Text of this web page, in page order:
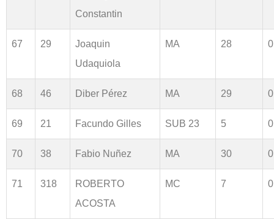
Constantin
67 29
Joaquin
Udaquiola
MA 28
68 46 Diber Pérez MA 29
69 21 Facundo Gilles SUB 23 5
70 38 Fabio Nuñez MA 30
71 318
ROBERTO
ACOSTA
MC 7